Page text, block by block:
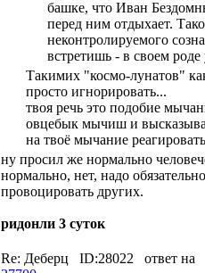
башке, что Иван
перед ним отдыхает.
неконтролируемого
встретишь - в своем
Такимих "космо-лунатов"
просто игнорировать...
твоя речь это подобие
овцебык мычиш и
на твоё мычание
ну просил же нормально
нормально, нет, надо
провоцировать других.
ридонли 3 суток
Re: Деберц ID:28022 ответ на